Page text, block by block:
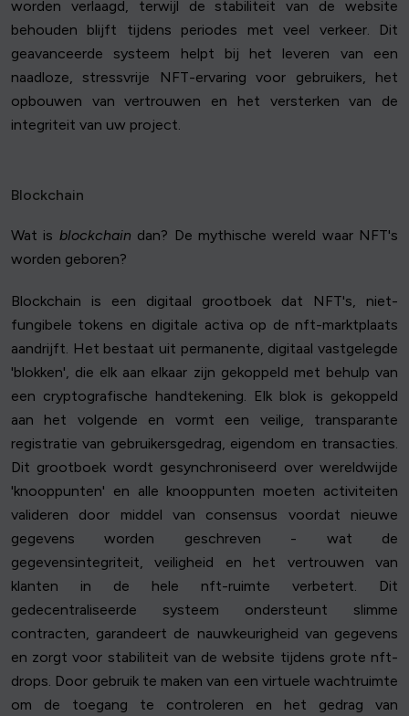
worden verlaagd, terwijl de stabiliteit van de website
behouden blijft tijdens periodes met veel verkeer. Dit
geavanceerde systeem helpt bij het leveren van een
naadloze, stressvrije NFT-ervaring voor gebruikers, het
opbouwen van vertrouwen en het versterken van de
integriteit van uw project.
Blockchain
Wat is blockchain dan? De mythische wereld waar NFT's
worden geboren?
Blockchain is een digitaal grootboek dat NFT's, niet-
fungibele tokens en digitale activa op de nft-marktplaats
aandrijft. Het bestaat uit permanente, digitaal vastgelegde
'blokken', die elk aan elkaar zijn gekoppeld met behulp van
een cryptografische handtekening. Elk blok is gekoppeld
aan het volgende en vormt een veilige, transparante
registratie van gebruikersgedrag, eigendom en transacties.
Dit grootboek wordt gesynchroniseerd over wereldwijde
'knooppunten' en alle knooppunten moeten activiteiten
valideren door middel van consensus voordat nieuwe
gegevens worden geschreven - wat de
gegevensintegriteit, veiligheid en het vertrouwen van
klanten in de hele nft-ruimte verbetert. Dit
gedecentraliseerde systeem ondersteunt slimme
contracten, garandeert de nauwkeurigheid van gegevens
en zorgt voor stabiliteit van de website tijdens grote nft-
drops. Door gebruik te maken van een virtuele wachtruimte
om de toegang te controleren en het gedrag van